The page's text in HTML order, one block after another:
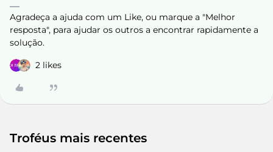
Agradeça a ajuda com um Like, ou marque a "Melhor
resposta", para ajudar os outros a encontrar rapidamente a
solução.
2 likes
Troféus mais recentes